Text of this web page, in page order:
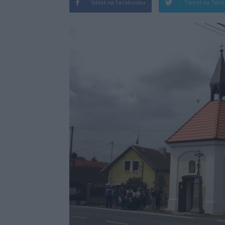
Sdílet na Facebooku Tweet na